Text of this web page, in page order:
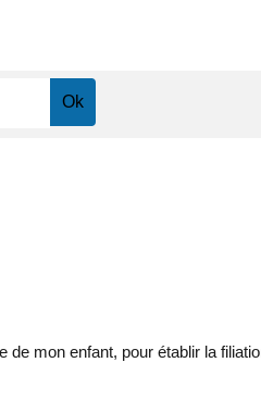
mon enfant, pour établir la